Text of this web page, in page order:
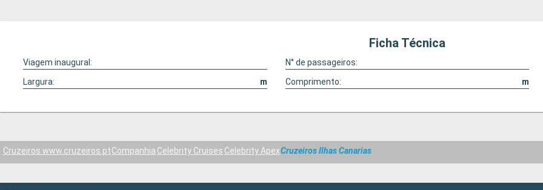
Ficha Técnica
Viagem inaugural: N° de passageiros:
Largura:
m Comprimento: m
Cruzeiros www.cruzeiros.ptCompanhia Celebrity Cruises Celebrity ApexCruzeiros Ilhas Canarias